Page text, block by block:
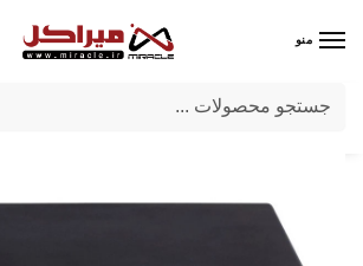
منو
میراکل/ماشین‌ های اداری/لوازم اداری